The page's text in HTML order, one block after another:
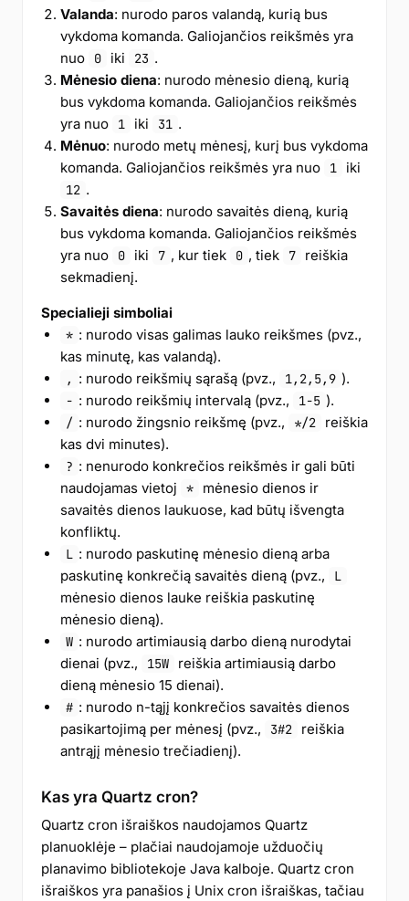
Valanda: nurodo paros valandą, kurią bus
vykdoma komanda. Galiojančios reikšmės yra
nuo
0 iki 23 .
Mėnesio diena: nurodo mėnesio dieną, kurią
bus vykdoma komanda. Galiojančios reikšmės
yra nuo
1 iki 31 .
Mėnuo: nurodo metų mėnesį, kurį bus vykdoma
komanda. Galiojančios reikšmės yra nuo
1 iki
12 .
Savaitės diena: nurodo savaitės dieną, kurią
bus vykdoma komanda. Galiojančios reikšmės
yra nuo
0 iki 7 , kur tiek 0 , tiek 7
reiškia
sekmadienį.
Specialieji simboliai
* : nurodo visas galimas lauko reikšmes (pvz.,
kas minutę, kas valandą).
, : nurodo reikšmių sąrašą (pvz., 1,2,5,9 ).
- : nurodo reikšmių intervalą (pvz., 1-5 ).
/ : nurodo žingsnio reikšmę (pvz., */2
reiškia
kas dvi minutes).
? : nenurodo konkrečios reikšmės ir gali būti
naudojamas vietoj
*
mėnesio dienos ir
savaitės dienos laukuose, kad būtų išvengta
konfliktų.
L : nurodo paskutinę mėnesio dieną arba
paskutinę konkrečią savaitės dieną (pvz.,
L
mėnesio dienos lauke reiškia paskutinę
mėnesio dieną).
W : nurodo artimiausią darbo dieną nurodytai
dienai (pvz.,
15W
reiškia artimiausią darbo
dieną mėnesio 15 dienai).
# : nurodo n-tąjį konkrečios savaitės dienos
pasikartojimą per mėnesį (pvz.,
3#2
reiškia
antrąjį mėnesio trečiadienį).
Kas yra Quartz cron?
Quartz cron išraiškos naudojamos Quartz
planuoklėje – plačiai naudojamoje užduočių
planavimo bibliotekoje Java kalboje. Quartz cron
išraiškos yra panašios į Unix cron išraiškas, tačiau